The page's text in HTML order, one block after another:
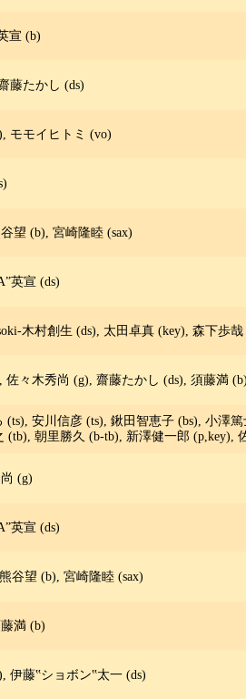
宣 (b)
藤たかし (ds)
モモイヒトミ (vo)
谷望 (b), 宮崎隆睦 (sax)
英宣 (ds)
木村創生 (ds), 太田卓真 (key), 森下歩哉
佐々木秀尚 (g), 齋藤たかし (ds), 須藤満 (b)
(ts), 安川信彦 (ts), 鍬田智恵子 (bs), 小澤
朝里勝久 (b-tb), 新澤健一郎 (p,key),
(g)
英宣 (ds)
谷望 (b), 宮崎隆睦 (sax)
満 (b)
伊藤‟ショボン‟太一 (ds)